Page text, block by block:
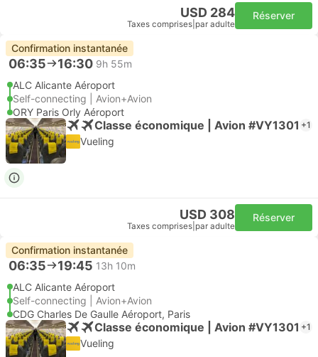
USD 284
Taxes comprises par adulte
Réserver
Confirmation instantanée
06:35 16:30 9h 55m
ALC Alicante Aéroport
Self-connecting | Avion+Avion
ORY Paris Orly Aéroport
Classe économique | Avion #VY1301 +1
Vueling
USD 308
Taxes comprises par adulte
Réserver
Confirmation instantanée
06:35 19:45 13h 10m
ALC Alicante Aéroport
Self-connecting | Avion+Avion
CDG Charles De Gaulle Aéroport, Paris
Classe économique | Avion #VY1301 +1
Vueling